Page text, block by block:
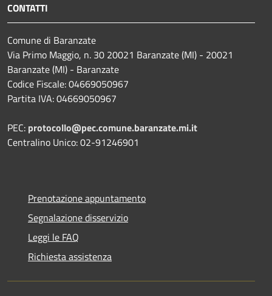
CONTATTI
Comune di Baranzate
Via Primo Maggio, n. 30 20021 Baranzate (MI) - 20021
Baranzate (MI) - Baranzate
Codice Fiscale: 04669050967
Partita IVA: 04669050967
PEC: protocollo@pec.comune.baranzate.mi.it
Centralino Unico: 02-91246901
Prenotazione appuntamento
Segnalazione disservizio
Leggi le FAQ
Richiesta assistenza